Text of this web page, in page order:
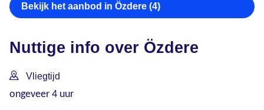
Bekijk het aanbod in Özdere (4)
Nuttige info over Özdere
Vliegtijd
ongeveer 4 uur